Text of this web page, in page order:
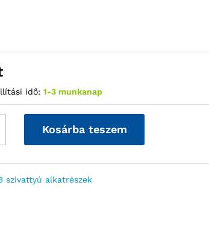
idő: 1-3 munkanap
Kosárba teszem
szivattyú alkatrészek